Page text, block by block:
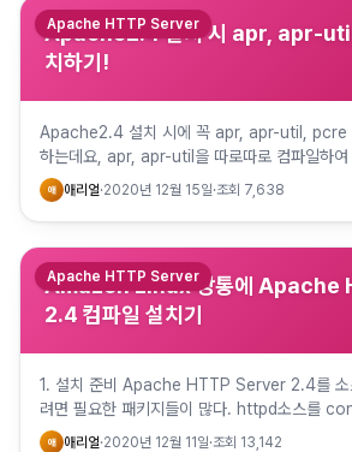
Apache2.4 설치 시 apr, apr-util
치하기!
Apache HTTP Server
Apache2.4 설치 시에 꼭 apr, apr-util, pcre
하는데요, apr, apr-util을 따로따로 컴파일하
컴파일 시에 함께 진행할 수…
애 애리얼·2020년 12월 15일·조회 7,638
Amazon Linux 깡통에 Apache
2.4 컴파일 설치기
Apache HTTP Server
1. 설치 준비 Apache HTTP Server 2.4를 소
려면 필요한 패키지들이 많다. httpd소스를
apr, apr-util, pcre 들을…
애 애리얼·2020년 12월 11일·조회 13,142